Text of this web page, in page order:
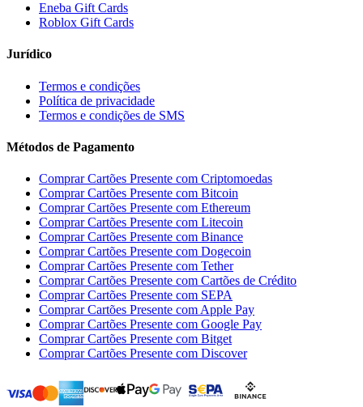
Eneba Gift Cards
Roblox Gift Cards
Jurídico
Termos e condições
Política de privacidade
Termos e condições de SMS
Métodos de Pagamento
Comprar Cartões Presente com Criptomoedas
Comprar Cartões Presente com Bitcoin
Comprar Cartões Presente com Ethereum
Comprar Cartões Presente com Litecoin
Comprar Cartões Presente com Binance
Comprar Cartões Presente com Dogecoin
Comprar Cartões Presente com Tether
Comprar Cartões Presente com Cartões de Crédito
Comprar Cartões Presente com SEPA
Comprar Cartões Presente com Apple Pay
Comprar Cartões Presente com Google Pay
Comprar Cartões Presente com Bitget
Comprar Cartões Presente com Discover